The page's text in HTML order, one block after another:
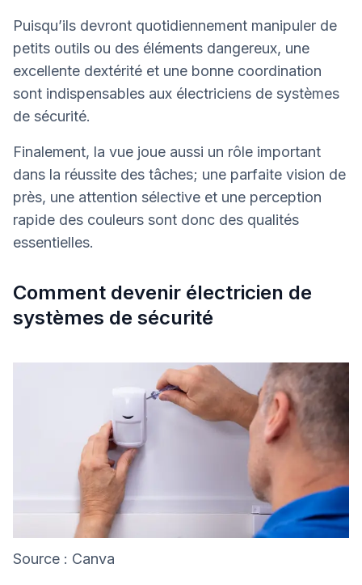
Puisqu’ils devront quotidiennement manipuler de
petits outils ou des éléments dangereux, une
excellente dextérité et une bonne coordination
sont indispensables aux électriciens de systèmes
de sécurité.
Finalement, la vue joue aussi un rôle important
dans la réussite des tâches; une parfaite vision de
près, une attention sélective et une perception
rapide des couleurs sont donc des qualités
essentielles.
Comment devenir électricien de
systèmes de sécurité
Source : Canva